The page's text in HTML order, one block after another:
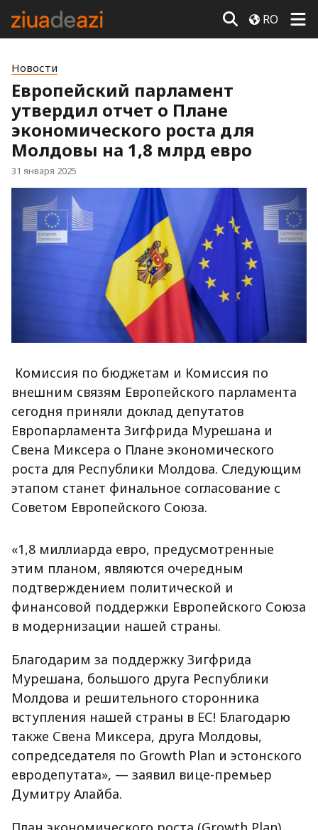
RO
Новости
Европейский парламент
утвердил отчет о Плане
экономического роста для
Молдовы на 1,8 млрд евро
31 января 2025
Комиссия по бюджетам и Комиссия по
внешним связям Европейского парламента
сегодня приняли доклад депутатов
Европарламента Зигфрида Мурешана и
Свена Миксера о Плане экономического
роста для Республики Молдова. Следующим
этапом станет финальное согласование с
Советом Европейского Союза.
«1,8 миллиарда евро, предусмотренные
этим планом, являются очередным
подтверждением политической и
финансовой поддержки Европейского Союза
в модернизации нашей страны.
Благодарим за поддержку Зигфрида
Мурешана, большого друга Республики
Молдова и решительного сторонника
вступления нашей страны в ЕС! Благодарю
также Свена Миксера, друга Молдовы,
сопредседателя по Growth Plan и эстонского
евродепутата», — заявил вице-премьер
Думитру Алайба.